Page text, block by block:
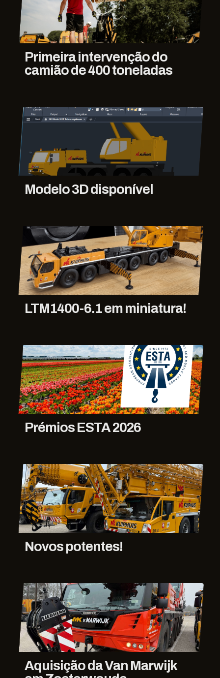
Primeira intervenção do
camião de 400 toneladas
Modelo 3D disponível
LTM1400-6.1 em miniatura!
Prémios ESTA 2026
Novos potentes!
Aquisição da Van Marwijk